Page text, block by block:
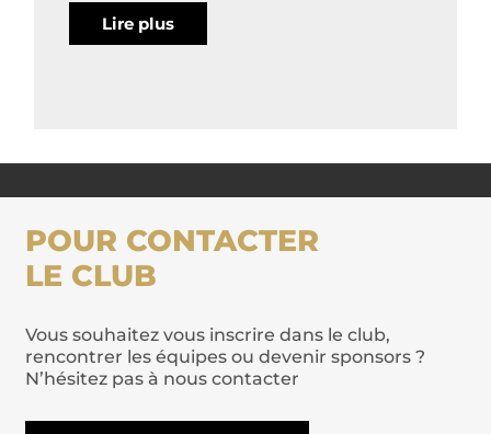
Lire plus
POUR CONTACTER
LE CLUB
Vous souhaitez vous inscrire dans le club,
rencontrer les équipes ou devenir sponsors ?
N’hésitez pas à nous contacter